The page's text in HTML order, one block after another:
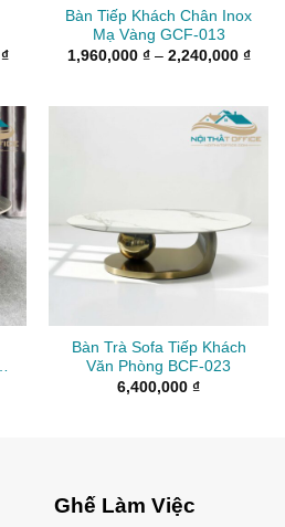
₫Khoảng
2,730,000 ₫
Bàn Tiếp Khách Chân Inox
Mạ Vàng GCF-013
1,960,000 ₫ – 2,240,000 ₫
Bàn Trà Sofa Tiếp Khách
Văn Phòng BCF-023
6,400,000 ₫
Ghế Làm Việc